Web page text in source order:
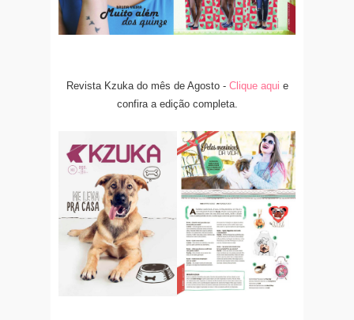
Revista Kzuka do mês de Agosto - Clique aqui e
confira a edição completa.